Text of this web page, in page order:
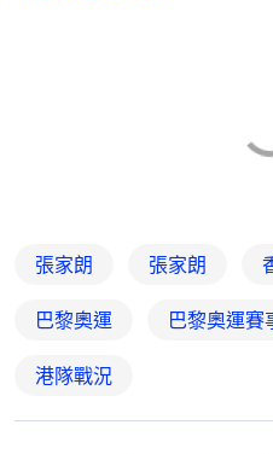
張家朗 張家朗
巴黎奧運 巴黎奧運賽
港隊戰況